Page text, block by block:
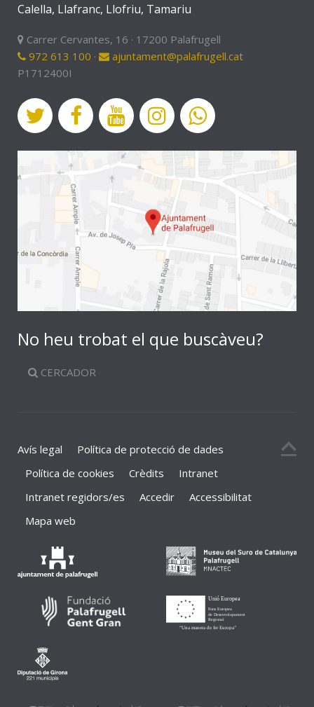
Calella, Llafranc, Llofriu, Tamariu
Carrer Cervantes, 16 · 17200 Palafrugell
972 613 100 ·
ajuntament@palafrugell.cat
P1712400I
No heu trobat el que buscàveu?
CERCADOR
Avís legal
Política de protecció de dades
Política de cookies
Crèdits
Intranet
Intranet regidors/es
Accedir
Accessibilitat
Mapa web